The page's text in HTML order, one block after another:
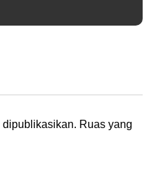
dipublikasikan. Ruas yang